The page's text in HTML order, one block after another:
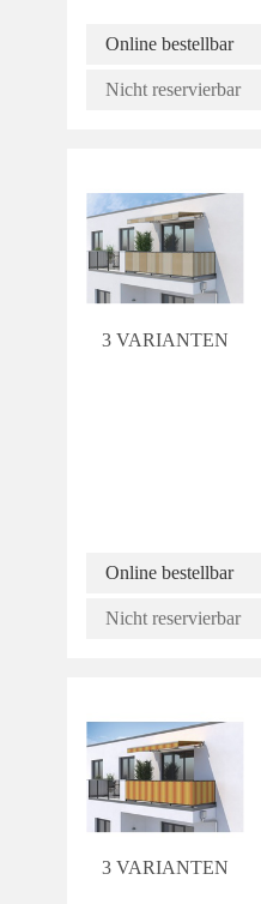
Online bestellbar
Nicht reservierbar
3 VARIANTEN
Online bestellbar
Nicht reservierbar
3 VARIANTEN